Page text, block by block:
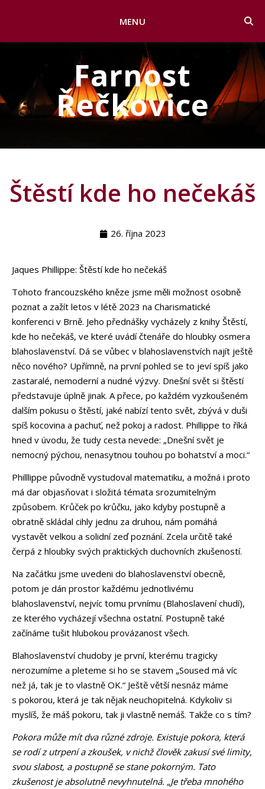
MENU
Farnost
Řečkovice
Štěstí kde ho nečekáš
26. října 2023
Jaques Phillippe: Štěstí kde ho nečekáš
Tohoto francouzského kněze jsme měli možnost osobně
poznat a zažít letos v létě 2023 na Charismatické
konferenci v Brně. Jeho přednášky vycházely z knihy Štěstí,
kde ho nečekáš, ve které uvádí čtenáře do hloubky osmera
blahoslavenství. Dá se vůbec v blahoslavenstvích najít ještě
něco nového? Upřímně, na první pohled se to jeví spíš jako
zastaralé, nemoderní a nudné výzvy. Dnešní svět si štěstí
představuje úplně jinak. A přece, po každém vyzkoušeném
dalším pokusu o štěstí, jaké nabízí tento svět, zbývá v duši
spíš kocovina a pachuť, než pokoj a radost. Phillippe to říká
hned v úvodu, že tudy cesta nevede: „Dnešní svět je
nemocný pýchou, nenasytnou touhou po bohatství a moci.“
Philllippe původně vystudoval matematiku, a možná i proto
má dar objasňovat i složitá témata srozumitelným
způsobem. Krůček po krůčku, jako kdyby postupně a
obratně skládal cihly jednu za druhou, nám pomáhá
vystavět velkou a solidní zeď poznání. Zcela určitě také
čerpá z hloubky svých praktických duchovních zkušeností.
Na začátku jsme uvedeni do blahoslavenství obecně,
potom je dán prostor každému jednotlivému
blahoslavenství, nejvíc tomu prvnímu (Blahoslavení chudí),
ze kterého vycházejí všechna ostatní. Postupně také
začínáme tušit hlubokou provázanost všech.
Blahoslavenství chudoby je první, kterému tragicky
nerozumíme a pleteme si ho se stavem „Soused má víc
než já, tak je to vlastně OK.“ Ještě větší nesnáz máme
s pokorou, která je tak nějak neuchopitelná. Kdykoliv si
myslíš, že máš pokoru, tak ji vlastně nemáš. Takže co s tím?
Pokora může mít dva různé zdroje. Existuje pokora, která
se rodí z utrpení a zkoušek, v nichž člověk zakusí své limity,
svou slabost, a postupně se stane pokorným. Tato
zkušenost je absolutně nevyhnutelná. „Je třeba mnohého